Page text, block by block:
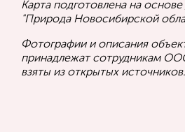
Карта подготовлена на
"Природа Новосибирской
Фотографии и описания
принадлежат сотрудникам
взяты из открытых источников.